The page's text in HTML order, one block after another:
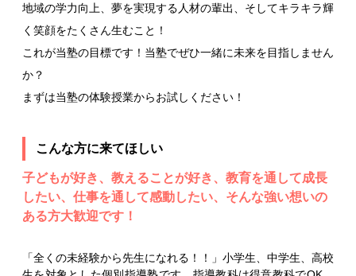
地域の学力向上、夢を実現する人材の輩出、そしてキラキラ輝
く笑顔をたくさん生むこと！
これが当塾の目標です！当塾でぜひ一緒に未来を目指しません
か？
まずは当塾の体験授業からお試しください！
こんな方に来てほしい
子どもが好き、教えることが好き、教育を通して成長
したい、仕事を通して感動したい、そんな強い想いの
ある方大歓迎です！
「全くの未経験から先生になれる！！」小学生、中学生、高校